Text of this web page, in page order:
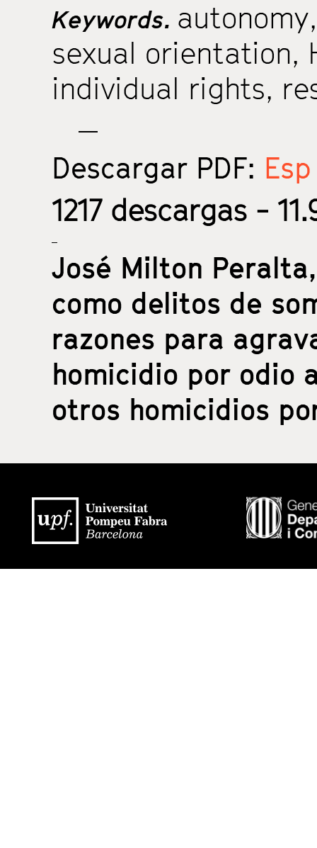
Keywords. autonomy
sexual orientation,
individual rights,
Descargar PDF:
1217descargas -
José Milton
como delitos de
razones para
homicidio por odio
otros homicidios